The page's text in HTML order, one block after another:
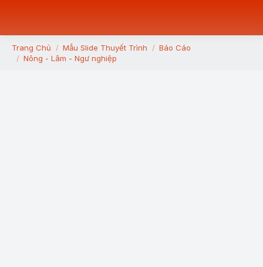
You are here:
Trang Chủ Mẫu Slide Thuyết Trình
Báo Cáo
Nông - Lâm - Ngư nghiệp